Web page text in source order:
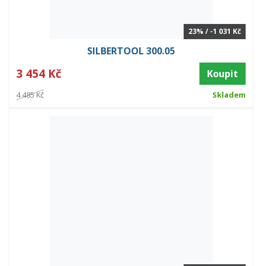
23% / -1 031 Kč
SILBERTOOL 300.05
3 454 Kč Koupit
4 485 Kč Skladem